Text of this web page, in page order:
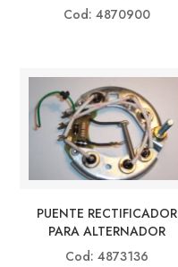
Cod: 4870900
PUENTE RECTIFICADOR
PARA ALTERNADOR
Cod: 4873136